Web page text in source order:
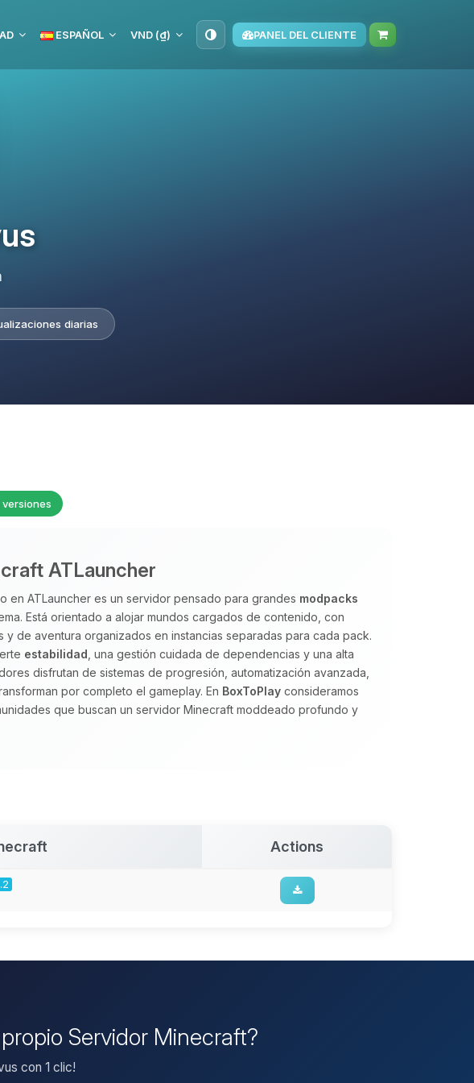
ESPAÑOL VND (₫) PANEL DEL CLIENTE
diarias
versiones
ATLauncher
en ATLauncher es un servidor pensado para grandes modpacks
Está orientado a alojar mundos cargados de contenido, con
y de aventura organizados en instancias separadas para cada pack.
estabilidad , una gestión cuidada de dependencias y una alta
disfrutan de sistemas de progresión, automatización avanzada,
por completo el gameplay. En BoxToPlay consideramos
que buscan un servidor Minecraft moddeado profundo y
Actions
Servidor Minecraft?
con 1 clic!